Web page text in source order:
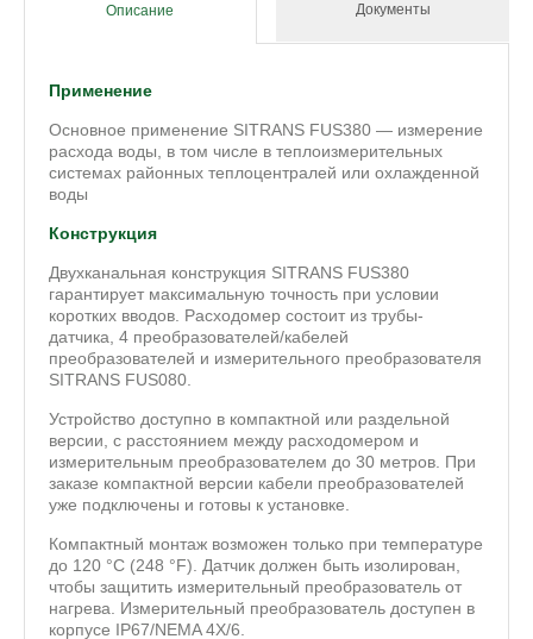
Описание Документы
Применение
Основное применение SITRANS FUS380 — измерение
расхода воды, в том числе в теплоизмерительных
системах районных теплоцентралей или охлажденной
воды
Конструкция
Двухканальная конструкция SITRANS FUS380
гарантирует максимальную точность при условии
коротких вводов. Расходомер состоит из трубы-
датчика, 4 преобразователей/кабелей
преобразователей и измерительного преобразователя
SITRANS FUS080.
Устройство доступно в компактной или раздельной
версии, с расстоянием между расходомером и
измерительным преобразователем до 30 метров. При
заказе компактной версии кабели преобразователей
уже подключены и готовы к установке.
Компактный монтаж возможен только при температуре
до 120 °C (248 °F). Датчик должен быть изолирован,
чтобы защитить измерительный преобразователь от
нагрева. Измерительный преобразователь доступен в
корпусе IP67/NEMA 4X/6.